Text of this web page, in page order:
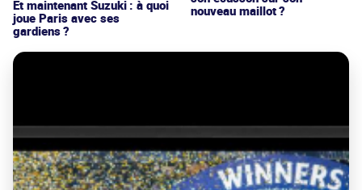
Et maintenant Suzuki : à quoi
joue Paris avec ses
gardiens ?
nouveau maillot ?